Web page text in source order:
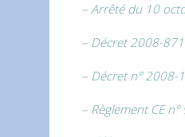
– Arrêté du 10
– Décret 2008-
– Décret n° 2008-
– Règlement CE